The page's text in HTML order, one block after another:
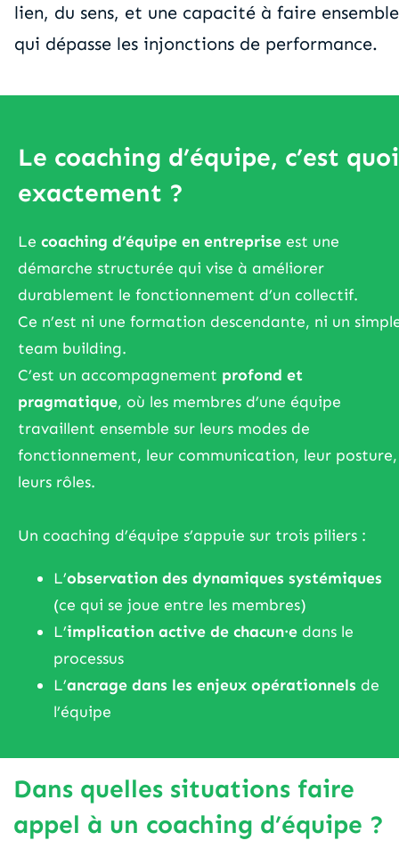
lien, du sens, et une capacité à faire ensemble
qui dépasse les injonctions de performance.
Le coaching d’équipe, c’est quoi
exactement ?
Le coaching d’équipe en entreprise est une
démarche structurée qui vise à améliorer
durablement le fonctionnement d’un collectif.
Ce n’est ni une formation descendante, ni un
team building.
C’est un accompagnement profond et
pragmatique, où les membres d’une équipe
travaillent ensemble sur leurs modes de
fonctionnement, leur communication, leur posture,
leurs rôles.
Un coaching d’équipe s’appuie sur trois piliers :
L’observation des dynamiques systémiques
(ce qui se joue entre les membres)
L’implication active de chacun·e dans le
processus
L’ancrage dans les enjeux opérationnels de
l’équipe
Dans quelles situations faire
appel à un coaching d’équipe ?